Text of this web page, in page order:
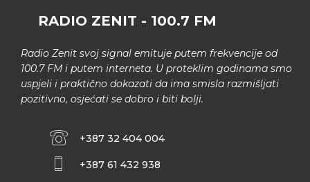
RADIO ZENIT - 100.7 FM
Radio Zenit svoj signal emituje putem frekvencije od
100.7 FM i putem interneta. U proteklim godinama smo
uspjeli i praktično dokazati da ima smisla razmišljati
pozitivno, osjećati se dobro i biti bolji.
+387 32 404 004
+387 61 432 938